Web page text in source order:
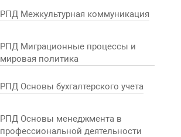
РПД Межкультурная коммуникация
РПД Миграционные процессы и
мировая политика
РПД Основы бухгалтерского учета
РПД Основы менеджмента в
профессиональной деятельности